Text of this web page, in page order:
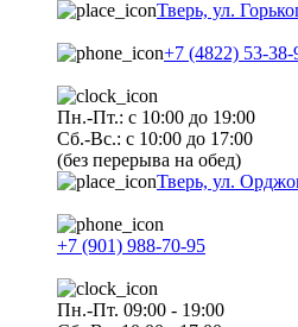
Тверь, ул.
+7 (4822) 53-38-
Пн.-Пт.: с 10:00 до 19:00
Сб.-Вс.: с 10:00 до 17:00
(без перерыва на обед)
Тверь, ул.
+7 (901) 988-70-95
Пн.-Пт. 09:00 - 19:00